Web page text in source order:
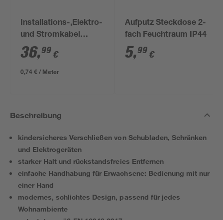
Installations-,Elektro-
und Stromkabel
NYM-J 3x1,5mm² 50
m
36,99 €
0,74 € / Meter
Aufputz Steckdose 2-
fach Feuchtraum IP44
5,99 €
Beschreibung
kindersicheres Verschließen von Schubladen, Schränken
und Elektrogeräten
starker Halt und rückstandsfreies Entfernen
einfache Handhabung für Erwachsene: Bedienung mit nur
einer Hand
modernes, schlichtes Design, passend für jedes
Wohnambiente